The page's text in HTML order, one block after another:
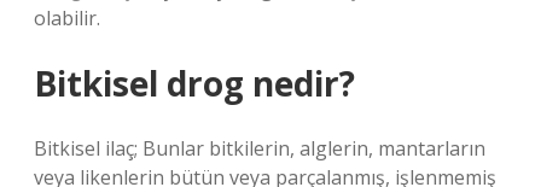
olabilir.
Bitkisel drog nedir?
Bitkisel ilaç; Bunlar bitkilerin, alglerin, mantarların
veya likenlerin bütün veya parçalanmış, işlenmemiş